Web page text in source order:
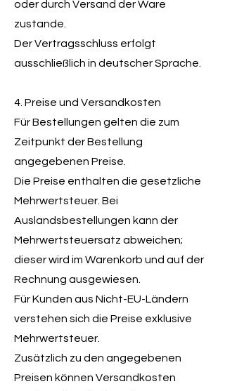
oder durch Versand der Ware
zustande.
Der Vertragsschluss erfolgt
ausschließlich in deutscher Sprache.
4. Preise und Versandkosten
Für Bestellungen gelten die zum
Zeitpunkt der Bestellung
angegebenen Preise.
Die Preise enthalten die gesetzliche
Mehrwertsteuer. Bei
Auslandsbestellungen kann der
Mehrwertsteuersatz abweichen;
dieser wird im Warenkorb und auf der
Rechnung ausgewiesen.
Für Kunden aus Nicht-EU-Ländern
verstehen sich die Preise exklusive
Mehrwertsteuer.
Zusätzlich zu den angegebenen
Preisen können Versandkosten